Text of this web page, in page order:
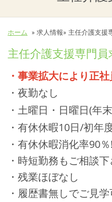
ホーム » 求人情報» 主任介護支援
主任介護支援専門員
・事業拡大により正社
・夜勤なし
・土曜日・日曜日(年
・有休休暇10日/初年
・有休休暇消化率90
・時短勤務もご相談
・残業ほぼなし
・履歴書無しでご見